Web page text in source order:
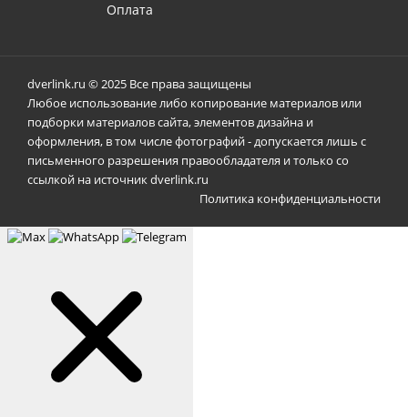
Оплата
dverlink.ru © 2025 Все права защищены
Любое использование либо копирование материалов или
подборки материалов сайта, элементов дизайна и
оформления, в том числе фотографий - допускается лишь с
письменного разрешения правообладателя и только со
ссылкой на источник dverlink.ru
Политика конфиденциальности